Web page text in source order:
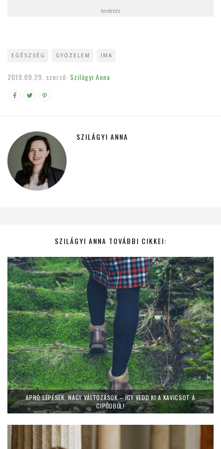
hirdetés
EGÉSZSÉG GYŐZELEM IMA
2019.09.29. szerző: Szilágyi Anna
SZILÁGYI ANNA
SZILÁGYI ANNA TOVÁBBI CIKKEI:
APRÓ LÉPÉSEK, NAGY VÁLTOZÁSOK – ÍGY VEDD KI A KAVICSOT A
CIPŐDBŐL!